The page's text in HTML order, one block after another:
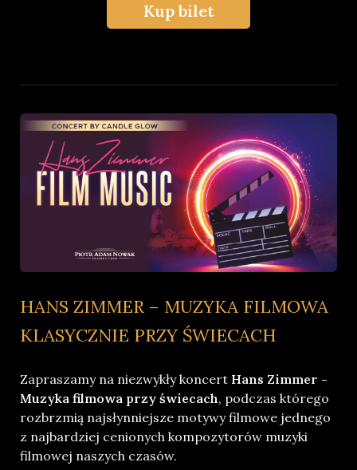
Kup bilet
HANS ZIMMER – MUZYKA FILMOWA
KLASYCZNIE PRZY ŚWIECACH
Zapraszamy na niezwykły koncert Hans Zimmer -
Muzyka filmowa przy świecach, podczas którego
rozbrzmią najsłynniejsze motywy filmowe jednego
z najbardziej cenionych kompozytorów muzyki
filmowej naszych czasów.